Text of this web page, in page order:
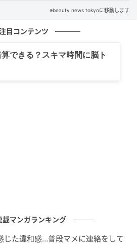
べるか・抜くか」で考えるので
て続けやすい食事リズムかどう
、長く続くダイエットにつなげ
材・文：beauty news tokyo編
※beauty news tokyoに移動します
目コンテンツ
できる？スキマ時間に脳ト
載マンガランキング
じた違和感…普段マメに連絡をして